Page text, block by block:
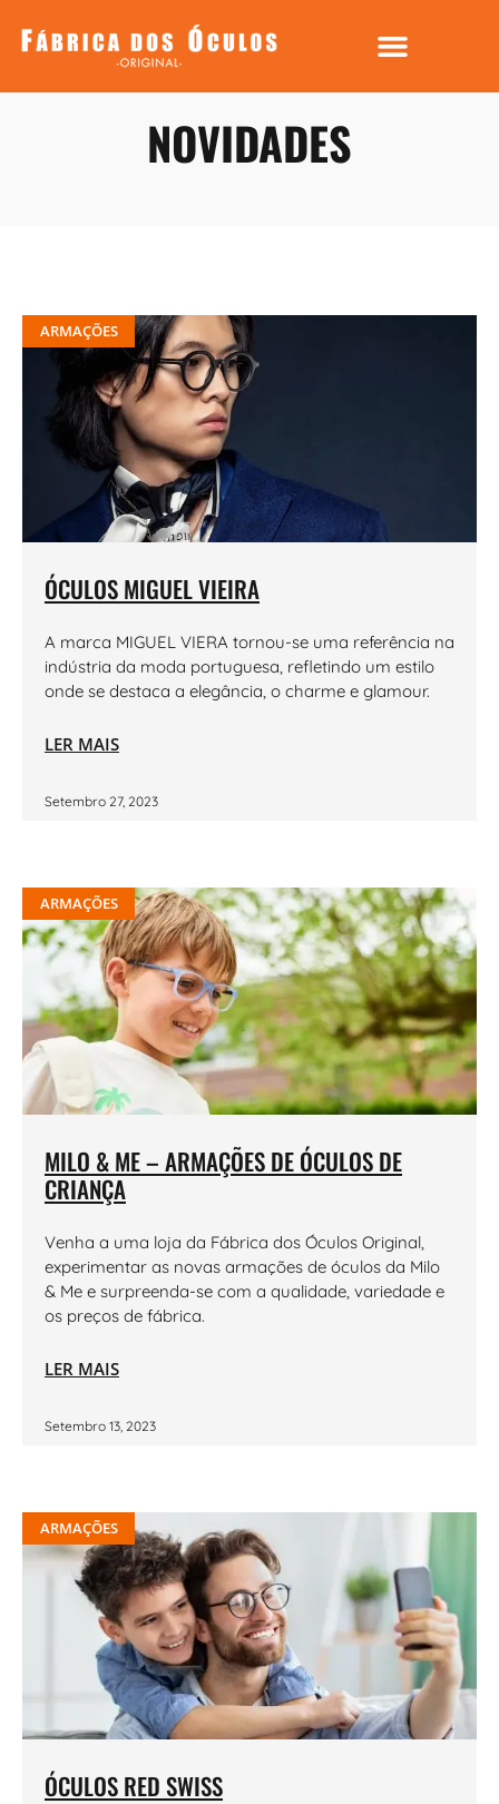
NOVIDADES
ARMAÇÕES
ÓCULOS MIGUEL VIEIRA
A marca MIGUEL VIERA tornou-se uma referência na
indústria da moda portuguesa, refletindo um estilo
onde se destaca a elegância, o charme e glamour.
LER MAIS
Setembro 27, 2023
ARMAÇÕES
MILO & ME – ARMAÇÕES DE ÓCULOS DE
CRIANÇA
Venha a uma loja da Fábrica dos Óculos Original,
experimentar as novas armações de óculos da Milo
& Me e surpreenda-se com a qualidade, variedade e
os preços de fábrica.
LER MAIS
Setembro 13, 2023
ARMAÇÕES
ÓCULOS RED SWISS